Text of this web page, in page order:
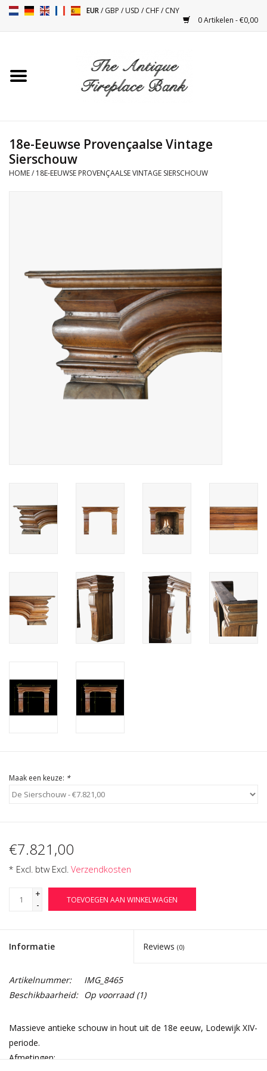
EUR/GBP /USD /CHF/CNY
0 Artikelen - €0,00
Toebehoren
Kacheltjes
Decoratieve Outdoor
Vloeren - Steen, Terra Cotta
Login
18e-Eeuwse Provençaalse Vintage
Sierschouw
HOME/ 18E-EEUWSE PROVENÇAALSE VINTAGE SIERSCHOUW
Maak een keuze: *
€7.821,00
* Excl. btw Excl. Verzendkosten
+
-
TOEVOEGEN AAN WINKELWAGEN
Informatie Reviews (0)
Artikelnummer:
IMG_8465
Beschikbaarheid: Op voorraad(1)
Massieve antieke schouw in hout uit de 18e eeuw, Lodewijk XIV-
periode.
Afmetingen: